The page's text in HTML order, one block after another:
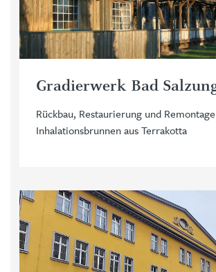
Gradierwerk Bad
Rückbau, Restaurierung und
Inhalationsbrunnen aus Terrakotta